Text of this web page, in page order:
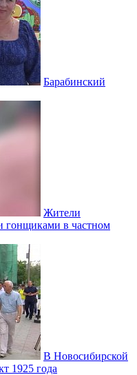
Барабинский
Жители
гонщиками в частном
В Новосибирской
1925 года